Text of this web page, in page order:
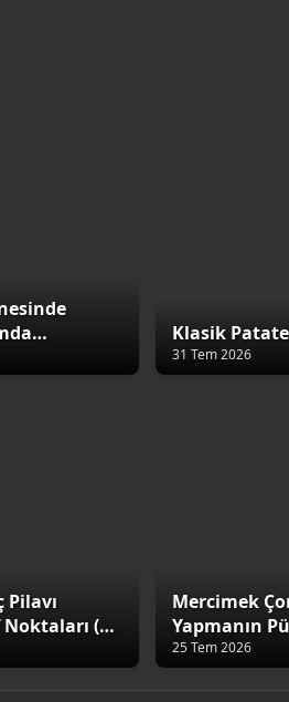
Klasik
31 Tem 2026
(4
Mercimek
Yapmanın
Altın Kural)
25 Tem 2026